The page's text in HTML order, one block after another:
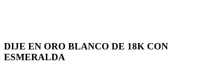
DIJE EN ORO BLANCO DE 18K CON
ESMERALDA